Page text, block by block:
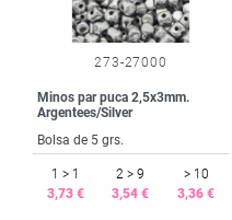
273-27000
Minos par puca 2,5x3mm.
Argentees/Silver
Bolsa de 5 grs.
1 > 1
3,73 €
2 > 9
3,54 €
> 10
3,36 €